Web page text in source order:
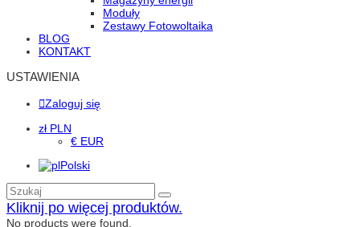
Moduły
Zestawy Fotowoltaika
BLOG
KONTAKT
USTAWIENIA
Zaloguj się
zł PLN
€ EUR
Polski
Kliknij po więcej produktów.
No products were found.